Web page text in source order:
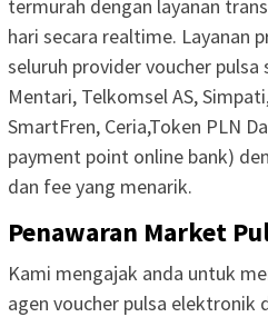
termurah dengan layanan
hari secara realtime. Layanan
seluruh provider voucher
Mentari, Telkomsel AS,
SmartFren, Ceria,Token PLN
payment point online bank)
dan fee yang menarik.
Penawaran Market
Kami mengajak anda untuk
agen voucher pulsa elektronik